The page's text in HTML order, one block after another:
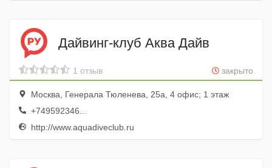
Дайвинг-клуб Аква Дайв
закрыто
1 отзыв
Москва, Генерала Тюленева, 25а, 4 офис; 1 этаж
+749592346...
http://www.aquadiveclub.ru